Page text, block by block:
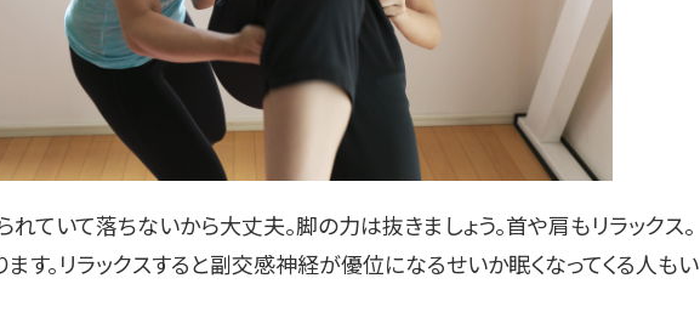
れていて落ちないから大丈夫。脚の力は抜きましょう。首や肩もリラックス。
す。リラックスすると副交感神経が優位になるせいか眠くなってくる人もい